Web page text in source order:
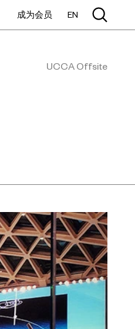
成为会员 EN
UCCA Offsite